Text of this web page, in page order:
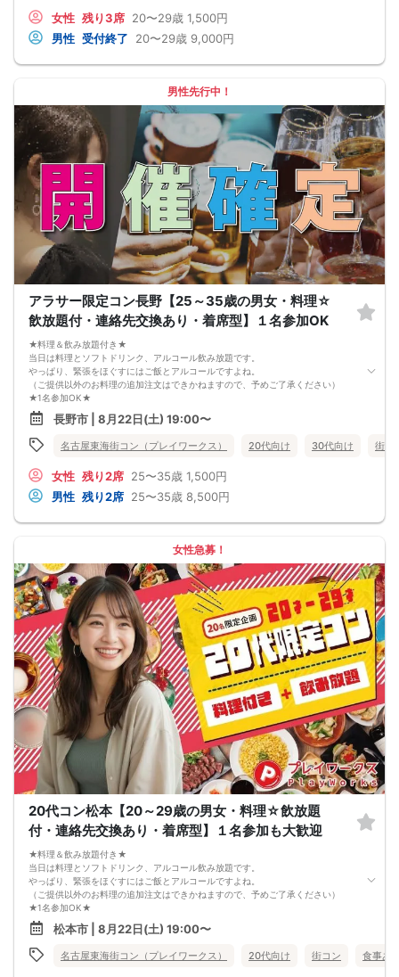
なんてことは絶対ありません！
プロフィールカードを活用し、「はじめまして」から会話を楽しみましょう。
★完全着席型・連絡先交換は自由★
換ができなかった」なんてことはありません。
（連絡先交換は席替え時間までに円滑に行ってください）
---------------------------
【お客様へのお願い】
1. ２名様以上でのご参加は必ず同性同士でお申し込みください。
2. 服装の指定はございません。多くのお客様はカジュアルな格好でおこしになら
れています。
3. 開催判断はイベント前日の時点で男性３名・女性３名以上のお申し込みからに
なりますが、当日に参加者のキャンセルで比率が崩れた場合や開催判断人数を下
回った場合、一切返金などの保証はいたしませんのでご了承ください。
4. イベントページ内の「お申し込み状況」等はキャンセルなどで当日の参加人
数、男女比率と異なる可能性がございます。
5. 当日は店舗の外ではなく店舗内で受付いたします。店内に入り店員に「街コン
で来た」旨をお伝えください。
6. お釣りの用意はございませんので、出ないようにご準備お願いします。
7. 当日は年齢確認のできる身分証をお持ちください。イベントの対象年齢でない
ことが発覚した場合、参加費を全額徴収し返金はいたしかねます。
8. 15分以上の遅刻はキャンセルとみなす可能性があります。
9. 当日受付にお越しになってからのキャンセル、途中キャンセルは出来ません。
10. イベント中止に伴うユーザーへの返金額は、チケット代金となり、交通費、宿
泊費、通信費等の返金は行いません。
11. 領収書の発行はいたしかねます。
お申し込みが完了した時点で上記すべての事項に同意したと判断いたします。
8/22(土)20代夜コン長野
女性 残り3席 20〜29歳 1,500円
男性 受付終了 20〜29歳 9,000円
男性先行中！
アラサー限定コン長野【25～35歳の男女・料理☆
飲放題付・連絡先交換あり・着席型】１名参加OK
★料理＆飲み放題付き★
当日は料理とソフトドリンク、アルコール飲み放題です。
やっぱり、緊張をほぐすにはご飯とアルコールですよね。
（ご提供以外のお料理の追加注文はできかねますので、予めご了承ください）
★1名参加OK★
他の1名参加の方とペアになりますし、友達作りにも最適です。
基本的には２：２のグループトークとなります。
（１：１でのトークはございませんので、予めご了承ください）
★プロフィールカードにより会話のキッカケもバッチリ★
なんてことは絶対ありません！
プロフィールカードを活用し、「はじめまして」から会話を楽しみましょう。
★完全着席型・連絡先交換は自由★
換ができなかった」なんてことはありません。
（連絡先交換は席替え時間までに円滑に行ってください）
---------------------------
【お客様へのお願い】
1. ２名様以上でのご参加は必ず同性同士でお申し込みください。
2. 服装の指定はございません。多くのお客様はカジュアルな格好でおこしになら
れています。
3. 開催判断はイベント前日の時点で男性３名・女性３名以上のお申し込みからに
なりますが、当日に参加者のキャンセルで比率が崩れた場合や開催判断人数を下
回った場合、一切返金などの保証はいたしませんのでご了承ください。
4. イベントページ内の「お申し込み状況」等はキャンセルなどで当日の参加人
数、男女比率と異なる可能性がございます。
5. 当日は店舗の外ではなく店舗内で受付いたします。店内に入り店員に「街コン
で来た」旨をお伝えください。
6. お釣りの用意はございませんので、出ないようにご準備お願いします。
7. 当日は年齢確認のできる身分証をお持ちください。イベントの対象年齢でない
ことが発覚した場合、参加費を全額徴収し返金はいたしかねます。
8. 15分以上の遅刻はキャンセルとみなす可能性があります。
9. 当日受付にお越しになってからのキャンセル、途中キャンセルは出来ません。
泊費、通信費等の返金は行いません。
11. 領収書の発行はいたしかねます。
お申し込みが完了した時点で上記すべての事項に同意したと判断いたします。
8/22(土)アラサー夜コン長野
長野市 | 8月22日(土) 19:00〜
名古屋東海街コン（プレイワークス） 20代向け 30代向け 街コ
女性 残り2席 25〜35歳 1,500円
男性 残り2席 25〜35歳 8,500円
女性急募！
20代コン松本【20～29歳の男女・料理☆飲放題
付・連絡先交換あり・着席型】１名参加も大歓迎
★料理＆飲み放題付き★
当日は料理とソフトドリンク、アルコール飲み放題です。
やっぱり、緊張をほぐすにはご飯とアルコールですよね。
（ご提供以外のお料理の追加注文はできかねますので、予めご了承ください）
★1名参加OK★
他の1名参加の方とペアになりますし、友達作りにも最適です。
基本的には２：２のグループトークとなります。
（１：１でのトークはございませんので、予めご了承ください）
★プロフィールカードにより会話のキッカケもバッチリ★
松本市 | 8月22日(土) 19:00〜
名古屋東海街コン（プレイワークス） 20代向け 街コン 食事あ